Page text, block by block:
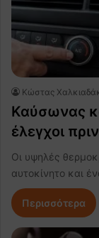
Κώστας
Καύσωνας
έλεγχοι
Οι υψηλές
αυτοκίνητο και
Περισσότερα